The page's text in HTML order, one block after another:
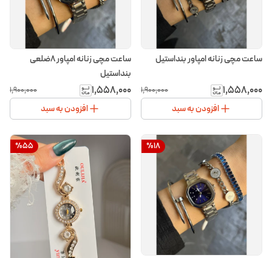
ساعت مچی زنانه امپاور بنداستیل
۱٬۵۵۸٬۰۰۰ ۱٬۹۰۰٬۰۰۰
افزودن به سبد
ساعت مچی زنانه امپاور ۸ضلعی
بنداستیل
۱٬۵۵۸٬۰۰۰ ۱٬۹۰۰٬۰۰۰
افزودن به سبد
%18
%55